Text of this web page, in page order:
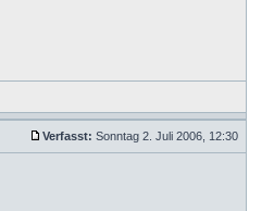
Verfasst: Sonntag 2. Juli 2006, 12:30